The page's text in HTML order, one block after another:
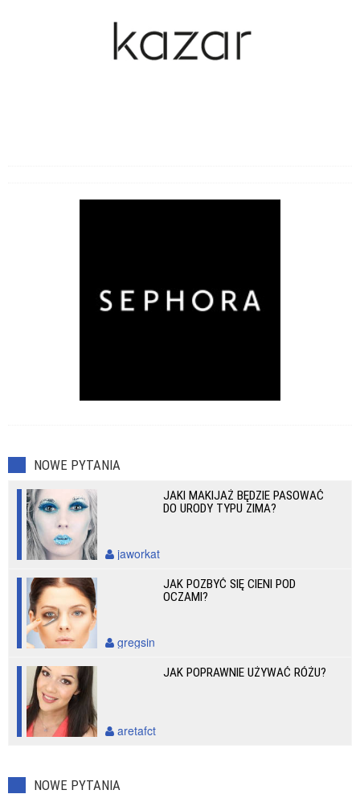
NOWE PYTANIA
JAKI MAKIJAŻ BĘDZIE PASOWAĆ
DO URODY TYPU ZIMA?
jaworkat
JAK POZBYĆ SIĘ CIENI POD
OCZAMI?
gregsin
JAK POPRAWNIE UŻYWAĆ RÓŻU?
aretafct
NOWE PYTANIA